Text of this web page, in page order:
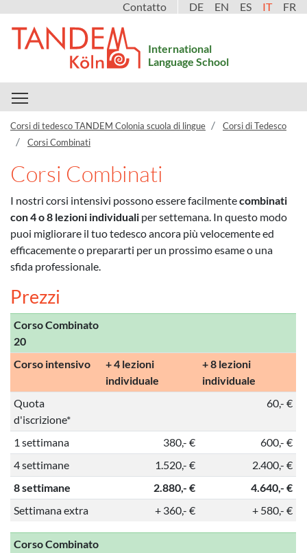
Contatto DE EN ES IT FR
International
Language School
Corsi di tedesco TANDEM Colonia scuola di lingue
Corsi di Tedesco
Corsi Combinati
Corsi Combinati
I nostri corsi intensivi possono essere facilmentecombinati
con 4 o 8 lezioni individuali per settemana. In questo modo
puoi migliorare il tuo tedesco ancora più velocemente ed
efficacemente o prepararti per un prossimo esame o una
sfida professionale.
Prezzi
Corso Combinato
20
Corso intensivo
+ 4 lezioni
individuale
+ 8 lezioni
individuale
Quota
d'iscrizione*
60,- €
1 settimana 380,- €
600,- €
4 settimane
1.520,- €
2.400,- €
8 settimane
2.880,- €
4.640,- €
Settimana extra
+ 360,- € + 580,- €
Corso Combinato